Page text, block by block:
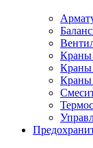
Краны
Краны
Краны